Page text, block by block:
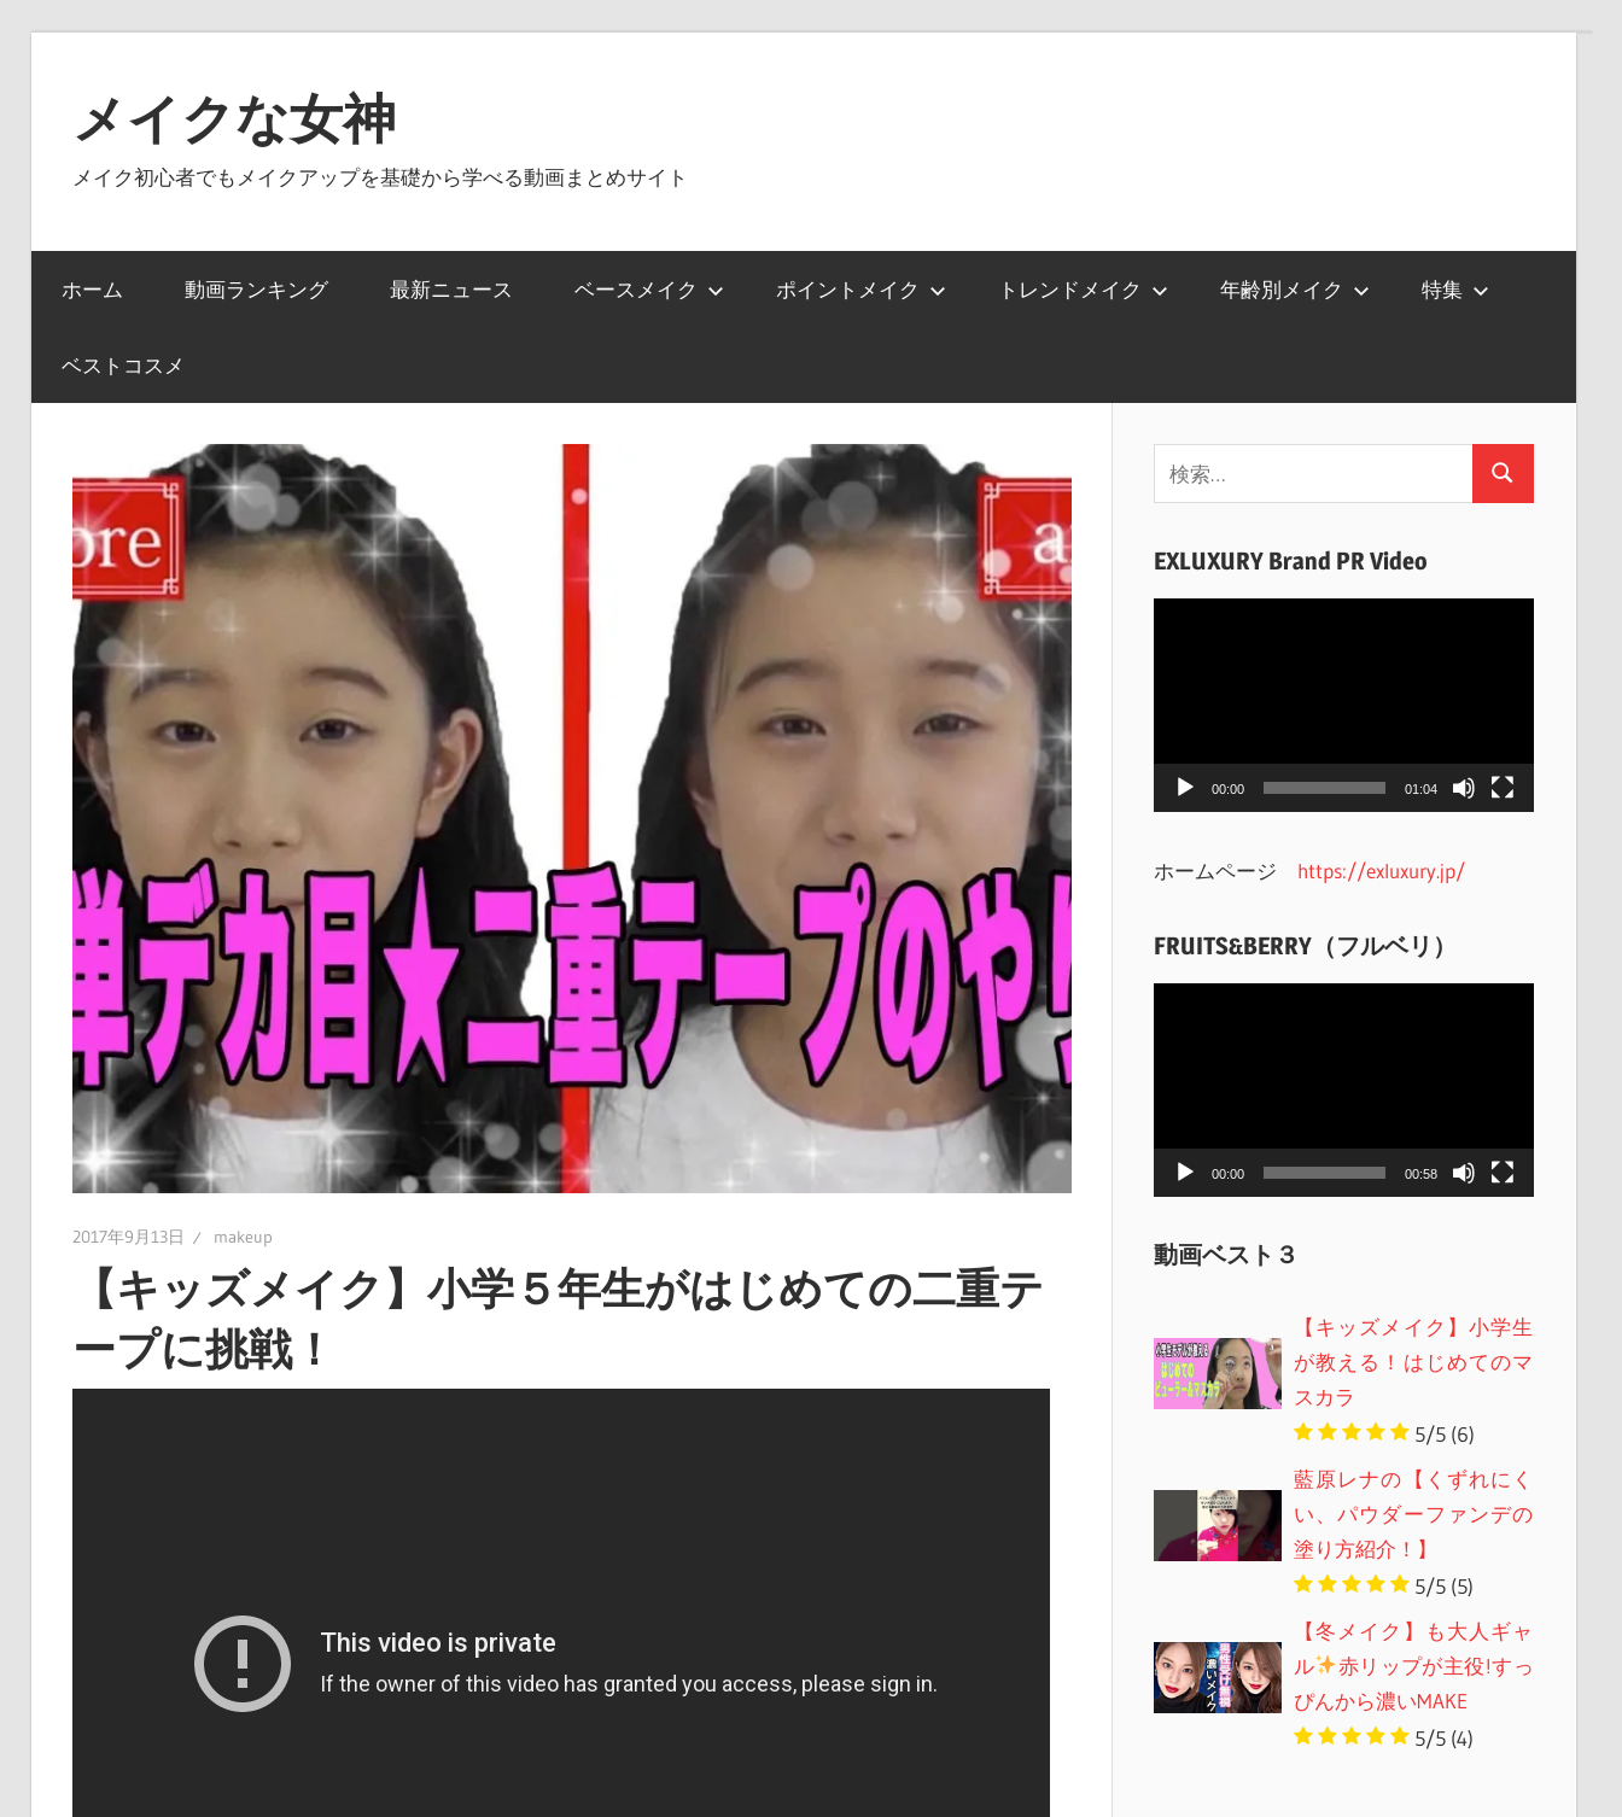
ス
メイクな女神
メイク初心者でもメイクアップを基礎から学べる動画まとめサイト
ホーム 動画ランキング 最新ニュース ベースメイク ポイントメイク トレンドメイク 年齢別メイク 特集
ベストコスメ
2017年9月13日 makeup
【キッズメイク】小学５年生がはじめての二重テ
ープに挑戦！
検
EXLUXURY Brand PR Video
00:00 01:04
ホームページ https://exluxury.jp/
FRUITS&BERRY（フルベリ）
00:00 00:58
動画ベスト３
【キッズメイク】小学生
が教える！はじめてのマ
スカラ
5/5 (6)
藍原レナの【くずれにく
い、パウダーファンデの
塗り方紹介！】
5/5 (5)
【冬メイク】も大人ギャ
ル
赤リップが主役!すっ
ぴんから濃いMAKE
5/5 (4)